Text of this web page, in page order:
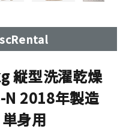
縦型洗濯乾燥
N 2018年製造
身用